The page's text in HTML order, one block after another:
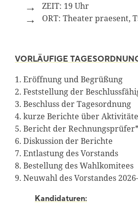
ZEIT: 19 Uhr
ORT: Theater praesent,
VORLÄUFIGE
1. Eröffnung und Begrüßung
2. Feststellung der
3. Beschluss der Tagesordnung
4. kurze Berichte über
5. Bericht der
6. Diskussion der Berichte
7. Entlastung des Vorstands
8. Bestellung des Wahlkomitees
9. Neuwahl des Vorstandes
Kandidaturen: